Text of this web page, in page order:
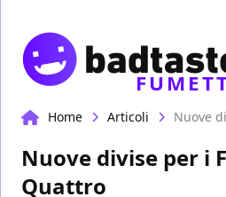
Home Articoli
Nuove divise per i
Quattro